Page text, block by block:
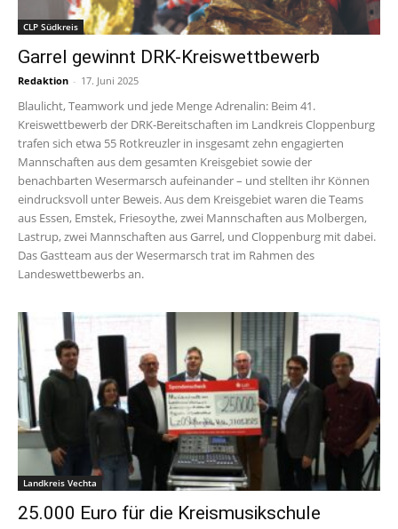
CLP Südkreis
Garrel gewinnt DRK-Kreiswettbewerb
Redaktion - 17. Juni 2025
Blaulicht, Teamwork und jede Menge Adrenalin: Beim 41.
Kreiswettbewerb der DRK-Bereitschaften im Landkreis Cloppenburg
trafen sich etwa 55 Rotkreuzler in insgesamt zehn engagierten
Mannschaften aus dem gesamten Kreisgebiet sowie der
benachbarten Wesermarsch aufeinander – und stellten ihr Können
eindrucksvoll unter Beweis. Aus dem Kreisgebiet waren die Teams
aus Essen, Emstek, Friesoythe, zwei Mannschaften aus Molbergen,
Lastrup, zwei Mannschaften aus Garrel, und Cloppenburg mit dabei.
Das Gastteam aus der Wesermarsch trat im Rahmen des
Landeswettbewerbs an.
Landkreis Vechta
25.000 Euro für die Kreismusikschule